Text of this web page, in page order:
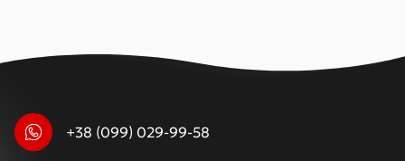
+38 (099) 029-99-58